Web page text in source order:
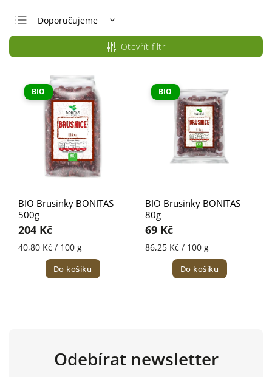
Doporučujeme
Nejlevnější
Nejdražší
Nejprodávanější
Abecedně
Otevřít filtr
BIO
BIO Brusinky BONITAS
500g
204 Kč
40,80 Kč / 100 g
Do košíku
BIO
BIO Brusinky BONITAS
80g
69 Kč
86,25 Kč / 100 g
Do košíku
Odebírat newsletter